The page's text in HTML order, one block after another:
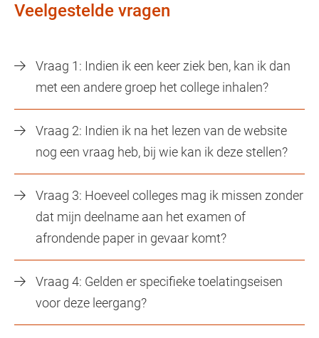
Veelgestelde vragen
Vraag 1: Indien ik een keer ziek ben, kan ik dan
met een andere groep het college inhalen?
Vraag 2: Indien ik na het lezen van de website
nog een vraag heb, bij wie kan ik deze stellen?
Vraag 3: Hoeveel colleges mag ik missen zonder
dat mijn deelname aan het examen of
afrondende paper in gevaar komt?
Vraag 4: Gelden er specifieke toelatingseisen
voor deze leergang?